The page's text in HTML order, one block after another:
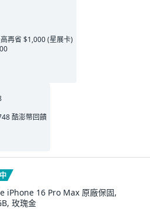
再省 $1,000 (星展卡)
酷澎幣回饋
iPhone 16 Pro Max 原廠保固,
玫瑰金